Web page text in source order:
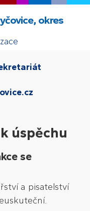
okres
úspěchu
se
a pisatelství